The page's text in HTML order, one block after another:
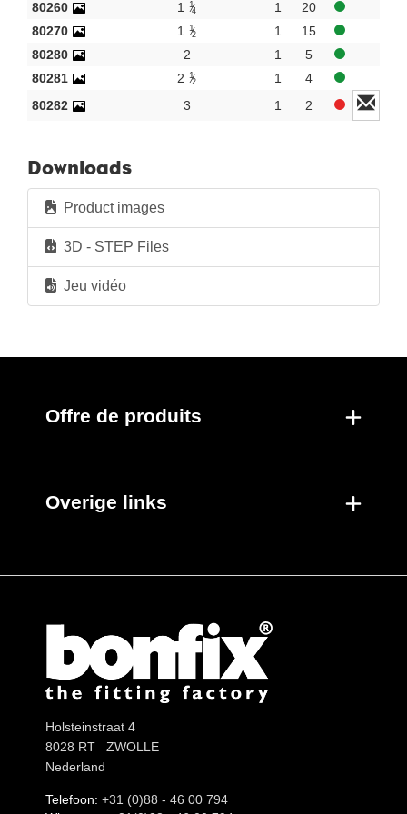
Nouveaux produits
80260
1 1
4 1
20
80270
1 1
2 1
15
80280
2 1
5
80281
2 1
2 1
4
80282
3 1 2
Downloads
Product images
3D - STEP Files
Jeu vidéo
Offre de produits
Overige links
Holsteinstraat 4
8028 RT ZWOLLE
Nederland
Telefoon: +31 (0)88 - 46 00 794